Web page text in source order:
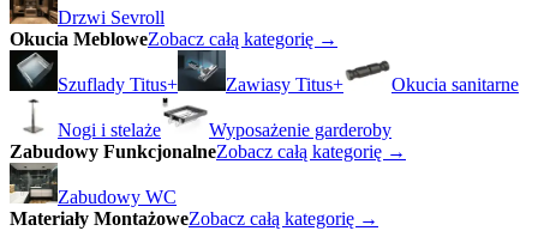
Drzwi Sevroll
Okucia MebloweZobacz całą kategorię →
Szuflady Titus+ Zawiasy Titus+ Okucia sanitarne
Nogi i stelaże
Wyposażenie garderoby
Zabudowy FunkcjonalneZobacz całą kategorię →
Zabudowy WC
Materiały MontażoweZobacz całą kategorię →